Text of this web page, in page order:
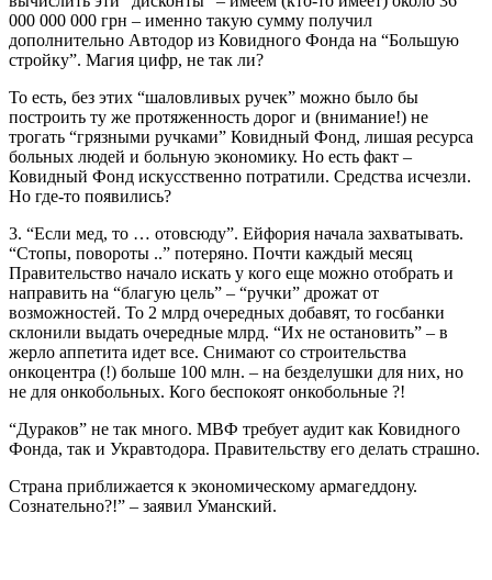
000 000 000 грн – именно такую ​​сумму получил
дополнительно Автодор из Ковидного Фонда на “Большую
стройку”. Магия цифр, не так ли?
То есть, без этих “шаловливых ручек” можно было бы
построить ту же протяженность дорог и (внимание!) не
трогать “грязными ручками” Ковидный Фонд, лишая ресурса
больных людей и больную экономику. Но есть факт –
Ковидный Фонд искусственно потратили. Средства исчезли.
Но где-то появились?
3. “Если мед, то … отовсюду”. Ейфория начала захватывать.
“Стопы, повороты ..” потеряно. Почти каждый месяц
Правительство начало искать у кого еще можно отобрать и
направить на “благую цель” – “ручки” дрожат от
возможностей. То 2 млрд очередных добавят, то госбанки
склонили выдать очередные млрд. “Их не остановить” – в
жерло аппетита идет все. Снимают со строительства
онкоцентра (!) больше 100 млн. – на безделушки для них, но
не для онкобольных. Кого беспокоят онкобольные ?!
“Дураков” не так много. МВФ требует аудит как Ковидного
Фонда, так и Укравтодора. Правительству его делать страшно.
Страна приближается к экономическому армагеддону.
Сознательно?!” – заявил Уманский.